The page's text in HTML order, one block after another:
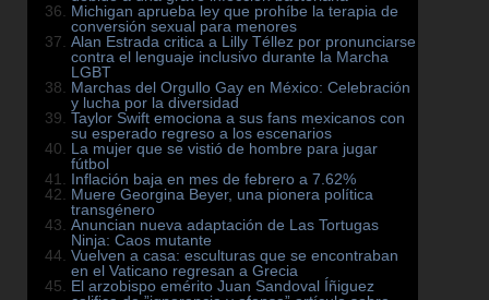
Michigan aprueba ley que prohíbe la terapia de
conversión sexual para menores
Alan Estrada critica a Lilly Téllez por pronunciarse
contra el lenguaje inclusivo durante la Marcha
LGBT
Marchas del Orgullo Gay en México: Celebración
y lucha por la diversidad
Taylor Swift emociona a sus fans mexicanos con
su esperado regreso a los escenarios
La mujer que se vistió de hombre para jugar
fútbol
Inflación baja en mes de febrero a 7.62%
Muere Georgina Beyer, una pionera política
transgénero
Anuncian nueva adaptación de Las Tortugas
Ninja: Caos mutante
Vuelven a casa: esculturas que se encontraban
en el Vaticano regresan a Grecia
El arzobispo emérito Juan Sandoval Íñiguez